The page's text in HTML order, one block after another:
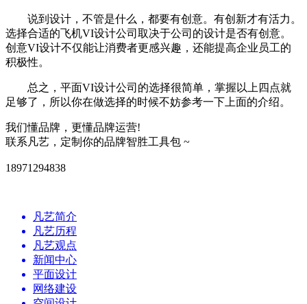
说到设计，不管是什么，都要有创意。有创新才有活力。
选择合适的飞机VI设计公司取决于公司的设计是否有创意。
创意VI设计不仅能让消费者更感兴趣，还能提高企业员工的
积极性。
总之，平面VI设计公司的选择很简单，掌握以上四点就
足够了，所以你在做选择的时候不妨参考一下上面的介绍。
我们懂品牌，更懂品牌运营!
联系凡艺，定制你的品牌智胜工具包 ~
18971294838
凡艺简介
凡艺历程
凡艺观点
新闻中心
平面设计
网络建设